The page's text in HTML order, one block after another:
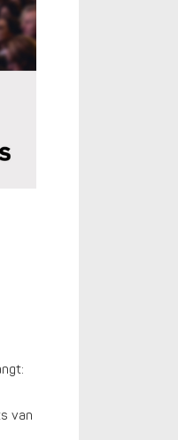
van